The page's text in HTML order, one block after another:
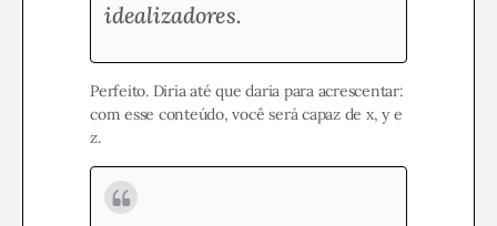
idealizadores.
Perfeito. Diria até que daria para acrescentar:
com esse conteúdo, você será capaz de x, y e
z.